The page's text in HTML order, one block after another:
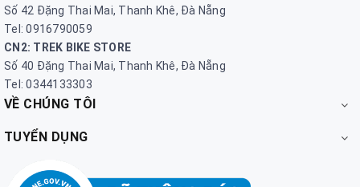
Số 42 Đặng Thai Mai, Thanh Khê, Đà Nẵng
Tel: 0916790059
CN2: TREK BIKE STORE
Số 40 Đặng Thai Mai, Thanh Khê, Đà Nẵng
Tel: 0344133303
VỀ CHÚNG TÔI
TUYỂN DỤNG